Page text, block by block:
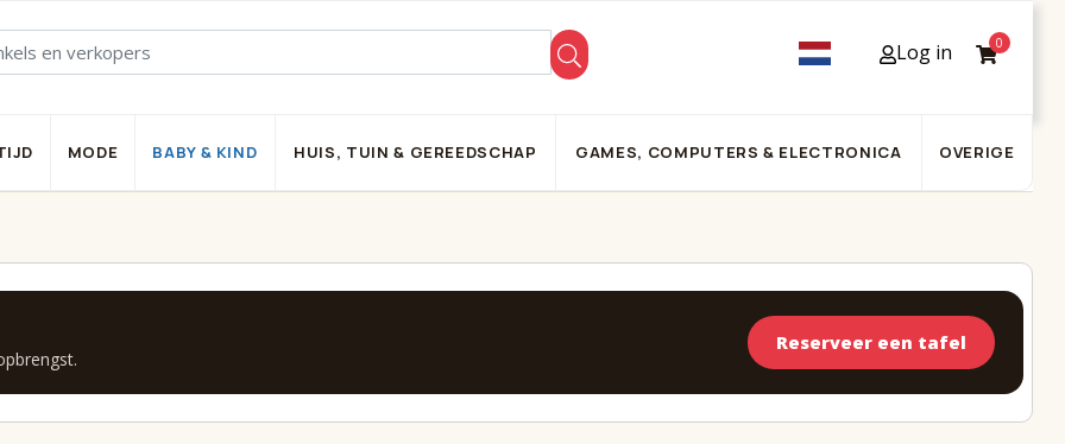
Log in 0
MODE BABY & KIND HUIS, TUIN & GEREEDSCHAP GAMES, COMPUTERS & ELECTRONICA OVERIGE
Reserveer een tafel